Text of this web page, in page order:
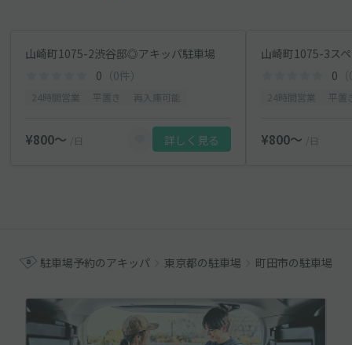
山崎町1075-2渋谷邸◎アキッパ駐車場
0 （0件）
¥800〜 /日 詳しく見る
山崎町1075-3ス
0
¥800〜 /日
駐車場予約のアキッパ 東京都の駐車場 町田市の駐車場